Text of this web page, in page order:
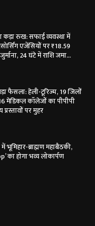
कड़ा रुख: सफाई व्यवस्था में
एजेंसियों पर ₹18.59
24 घंटे में राशि जमा...
फैसला: हेली-टूरिज्म, 19 जिलों
मेडिकल कॉलेजों का पीपीपी
पर मुहर
भूमिहार-ब्राह्मण महाबैठकी,
का होगा भव्य लोकार्पण